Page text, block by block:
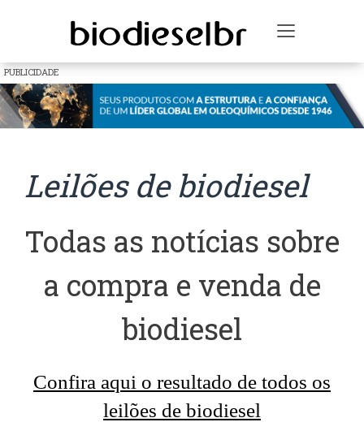
Toggle
PUBLICIDADE
Leilões de biodiesel
Todas as notícias sobre
a compra e venda de
biodiesel
Confira aqui o resultado de todos os
leilões de biodiesel